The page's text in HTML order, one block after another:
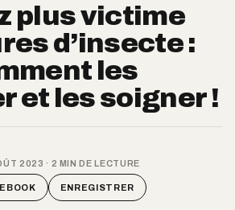
plus victime
d’insecte :
les
et les soigner !
2023 · 2 MIN DE LECTURE
ENREGISTRER